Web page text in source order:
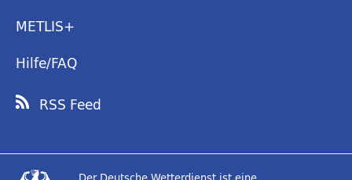
METLIS+
Hilfe/FAQ
RSS Feed